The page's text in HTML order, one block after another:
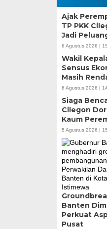
Ajak
TP PKK
Jadi
6 Agustus 2026 |
Wakil
Sensus
Masih
6 Agustus 2026 |
Siaga
Cilegon
Kaum
5 Agustus 2026 |
Banten
Perkuat
Pusat